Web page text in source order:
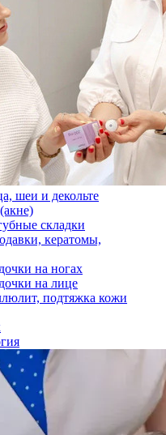
шеи и декольте
складки
кератомы,
на ногах
на лице
подтяжка кожи